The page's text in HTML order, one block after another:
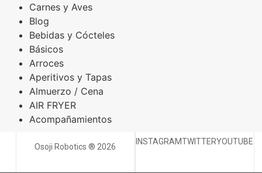
Carnes y Aves
Blog
Bebidas y Cócteles
Básicos
Arroces
Aperitivos y Tapas
Almuerzo / Cena
AIR FRYER
Acompañamientos
Osoji Robotics ® 2026
INSTAGRAMTWITTERYOUTUBE